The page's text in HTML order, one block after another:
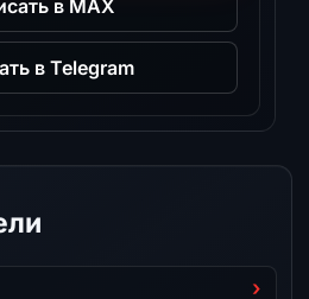
в MAX
в Telegram